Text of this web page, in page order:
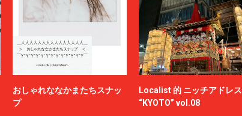
おしゃれななかまたちスナッ
プ
Localist 的 ニッチアドレス
“KYOTO” vol.08